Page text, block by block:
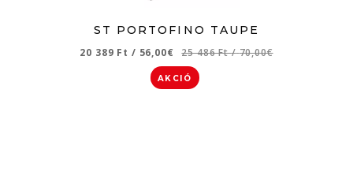
ST PORTOFINO TAUPE
20 389 Ft / 56,00€ 25 486 Ft/ 70,00€
AKCIÓ